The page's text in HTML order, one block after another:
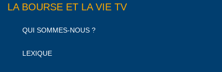
LA BOURSE ET LA VIE TV
QUI SOMMES-NOUS ?
LEXIQUE